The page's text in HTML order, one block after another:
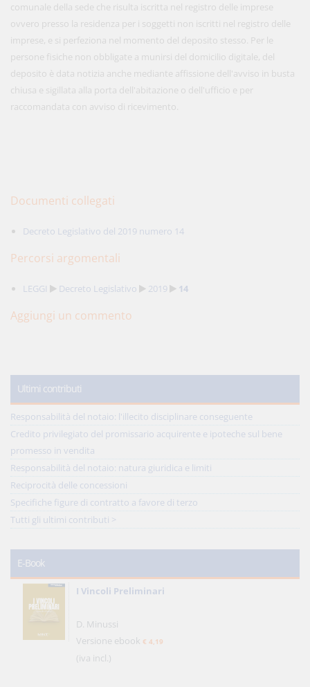
comunale della sede che risulta iscritta nel registro delle imprese
ovvero presso la residenza per i soggetti non iscritti nel registro delle
imprese, e si perfeziona nel momento del deposito stesso. Per le
persone fisiche non obbligate a munirsi del domicilio digitale, del
deposito è data notizia anche mediante affissione dell'avviso in busta
chiusa e sigillata alla porta dell'abitazione o dell'ufficio e per
raccomandata con avviso di ricevimento.
Documenti collegati
Decreto Legislativo del 2019 numero 14
Percorsi argomentali
LEGGI Decreto Legislativo 2019 14
Aggiungi un commento
Ultimi contributi
Responsabilità del notaio: l'illecito disciplinare conseguente
Credito privilegiato del promissario acquirente e ipoteche sul bene
promesso in vendita
Responsabilità del notaio: natura giuridica e limiti
Reciprocità delle concessioni
Specifiche figure di contratto a favore di terzo
Tutti gli ultimi contributi >
E-Book
I Vincoli Preliminari
D. Minussi
Versione ebook € 4,19
(iva incl.)